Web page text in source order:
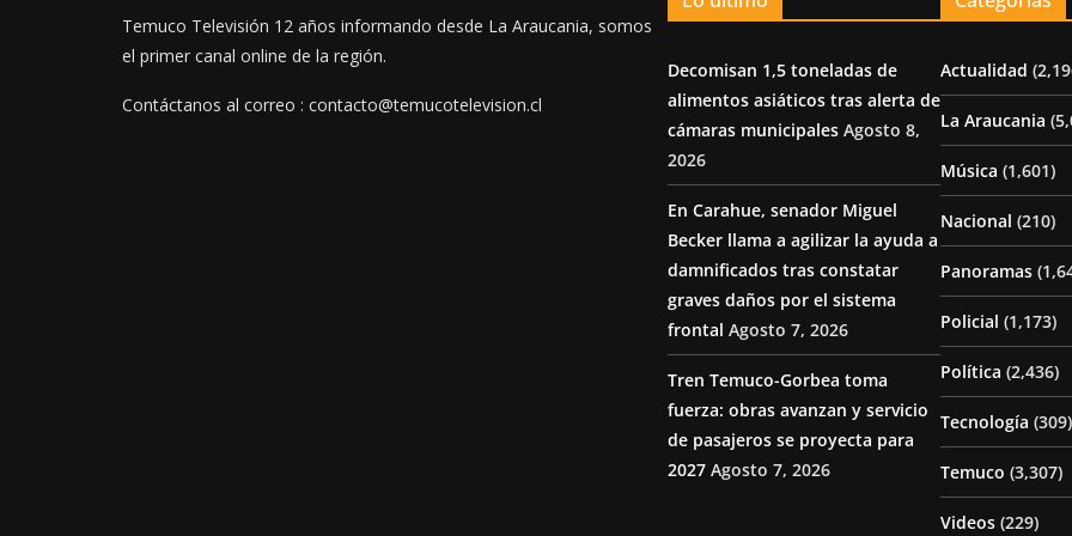
Temuco Televisión 12 años informando desde La Araucania, somos
el primer canal online de la región.
Contáctanos al correo : contacto@temucotelevision.cl
Decomisan 1,5 toneladas de
alimentos asiáticos tras alerta de
cámaras municipales Agosto 8,
2026
En Carahue, senador Miguel
Becker llama a agilizar la ayuda a
damnificados tras constatar
graves daños por el sistema
frontal Agosto 7, 2026
Tren Temuco-Gorbea toma
fuerza: obras avanzan y servicio
de pasajeros se proyecta para
2027 Agosto 7, 2026
Actualidad
La Araucania
Música (1,601)
Nacional (210)
Panoramas
Policial (1,173)
Política (2,436)
Tecnología (309)
Temuco (3,307)
Videos (229)